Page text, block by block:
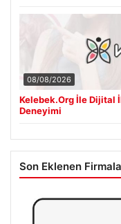
08/08/2026
Kelebek.Org İle Dijital
Deneyimi
Son Eklenen